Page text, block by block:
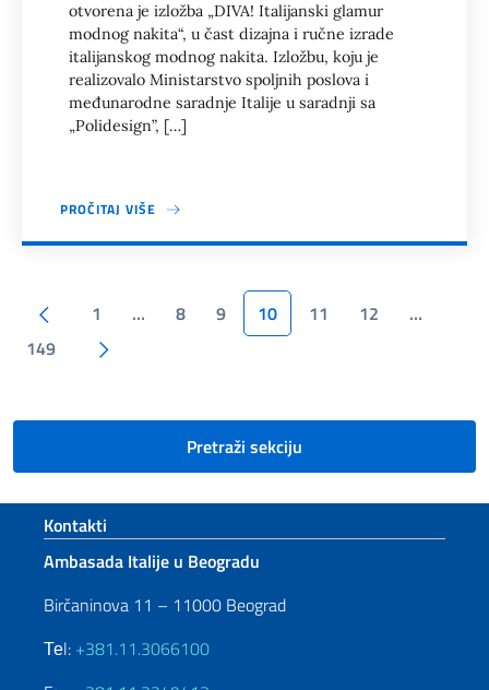
otvorena je izložba „DIVA! Italijanski glamur
modnog nakita“, u čast dizajna i ručne izrade
italijanskog modnog nakita. Izložbu, koju je
realizovalo Ministarstvo spoljnih poslova i
međunarodne saradnje Italije u saradnji sa
„Polidesign”, […]
PROČITAJ VIŠE
Stranične memorije
Prethodna stranica
1 … 8 9 10 11 12
…
149
Pretraži sekciju
Footer section
Kontakti
Ambasada Italije u Beogradu
Birčaninova 11 – 11000 Beograd
Теl: +381.11.3066100